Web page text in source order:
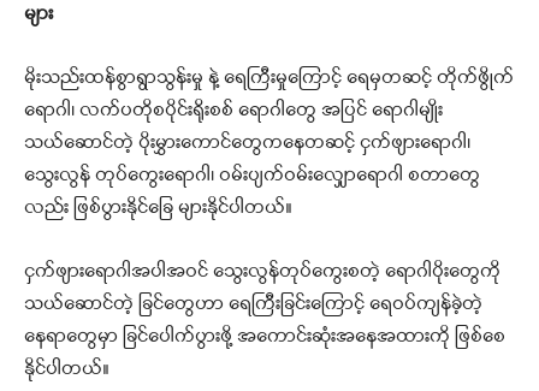
များ
မိုးသည်းထန်စွာရွာသွန်းမှု နဲ့ ရေကြီးမှုကြောင့် ရေမှတဆင့် တိုက်ဖွိုက်
ရောဂါ၊ လက်ပတိုစပိုင်းရိုးစစ် ရောဂါတွေ အပြင် ရောဂါမျိုး
သယ်ဆောင်တဲ့ ပိုးမွှားကောင်တွေကနေတဆင့် ငှက်ဖျားရောဂါ၊
သွေးလွန် တုပ်ကွေးရောဂါ၊ ဝမ်းပျက်ဝမ်းလျှောရောဂါ စတာတွေ
လည်း ဖြစ်ပွားနိုင်ခြေ များနိုင်ပါတယ်။
ငှက်ဖျားရောဂါအပါအဝင် သွေးလွန်တုပ်ကွေးစတဲ့ ရောဂါပိုးတွေကို
သယ်ဆောင်တဲ့ ခြင်တွေဟာ ရေကြီးခြင်းကြောင့် ရေဝပ်ကျန်ခဲ့တဲ့
နေရာတွေမှာ ခြင်ပေါက်ပွားဖို့ အကောင်းဆုံးအနေအထားကို ဖြစ်စေ
နိုင်ပါတယ်။